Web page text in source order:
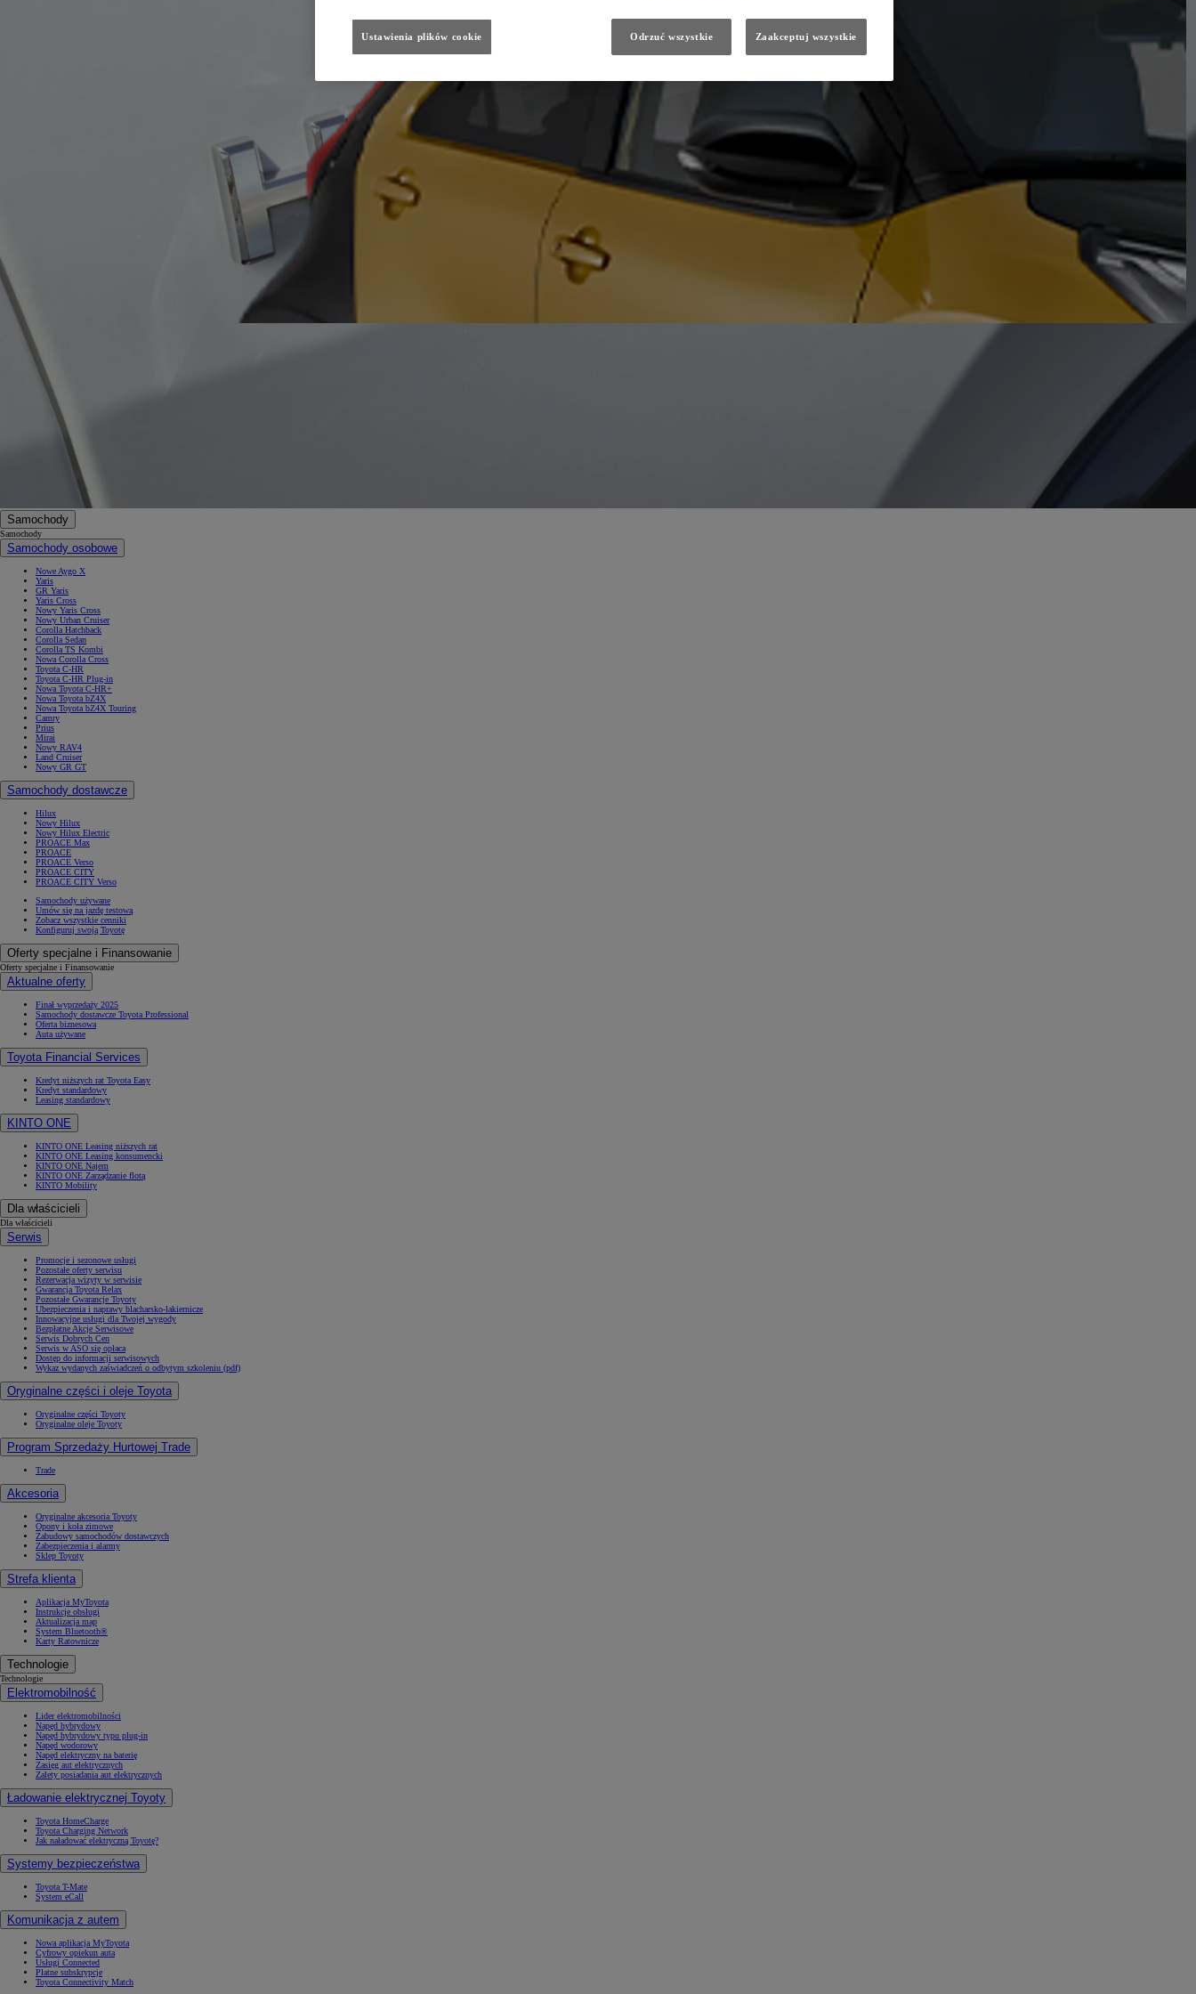
Od81 900 zł
Yaris Cross
HYBRID
Samochody
Samochody
Samochody osobowe
Nowe Aygo X
Yaris
GR Yaris
Yaris Cross
Nowy Yaris Cross
Nowy Urban Cruiser
Corolla Hatchback
Corolla Sedan
Corolla TS Kombi
Nowa Corolla Cross
Toyota C-HR
Toyota C-HR Plug-in
Nowa Toyota C-HR+
Nowa Toyota bZ4X
Nowa Toyota bZ4X Touring
Camry
Prius
Mirai
Nowy RAV4
Land Cruiser
Nowy GR GT
Samochody dostawcze
Hilux
Nowy Hilux
Nowy Hilux Electric
PROACE Max
PROACE
PROACE Verso
PROACE CITY
PROACE CITY Verso
Samochody używane
Umów się na jazdę testową
Zobacz wszystkie cenniki
Konfiguruj swoją Toyotę
Oferty specjalne i Finansowanie
Oferty specjalne i Finansowanie
Aktualne oferty
Finał wyprzedaży 2025
Samochody dostawcze Toyota Professional
Oferta biznesowa
Auta używane
Toyota Financial Services
Kredyt niższych rat Toyota Easy
Kredyt standardowy
Leasing standardowy
KINTO ONE
KINTO ONE Leasing niższych rat
KINTO ONE Leasing konsumencki
KINTO ONE Najem
KINTO ONE Zarządzanie flotą
KINTO Mobility
Dla właścicieli
Dla właścicieli
Serwis
Promocje i sezonowe usługi
Pozostałe oferty serwisu
Rezerwacja wizyty w serwisie
Gwarancja Toyota Relax
Pozostałe Gwarancje Toyoty
Ubezpieczenia i naprawy blacharsko-lakiernicze
Innowacyjne usługi dla Twojej wygody
Bezpłatne Akcje Serwisowe
Serwis Dobrych Cen
Serwis w ASO się opłaca
Dostęp do informacji serwisowych
Wykaz wydanych zaświadczeń o odbytym szkoleniu (pdf)
Oryginalne części i oleje Toyota
Oryginalne części Toyoty
Oryginalne oleje Toyoty
Program Sprzedaży Hurtowej Trade
Trade
Akcesoria
Oryginalne akcesoria Toyoty
Opony i koła zimowe
Zabudowy samochodów dostawczych
Zabezpieczenia i alarmy
Sklep Toyoty
Strefa klienta
Aplikacja MyToyota
Instrukcje obsługi
Aktualizacja map
System Bluetooth®
Karty Ratownicze
Technologie
Technologie
Elektromobilność
Lider elektromobilności
Napęd hybrydowy
Napęd hybrydowy typu plug-in
Napęd wodorowy
Napęd elektryczny na baterię
Zasięg aut elektrycznych
Zalety posiadania aut elektrycznych
Ładowanie elektrycznej Toyoty
Toyota HomeCharge
Toyota Charging Network
Jak naładować elektryczną Toyotę?
Systemy bezpieczeństwa
Toyota T-Mate
System eCall
Komunikacja z autem
Nowa aplikacja MyToyota
Cyfrowy opiekun auta
Usługi Connected
Płatne subskrypcje
Toyota Connectivity Match
Ustawienia plików cookie Odrzuć wszystkie Zaakceptuj wszystkie